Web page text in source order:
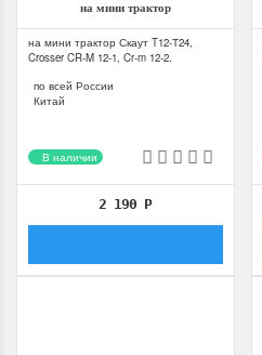
на мини трактор
на мини трактор Скаут T12-Т24,
Crosser CR-M 12-1, Cr-m 12-2.
по всей России
Китай
В наличии
2 190 Р